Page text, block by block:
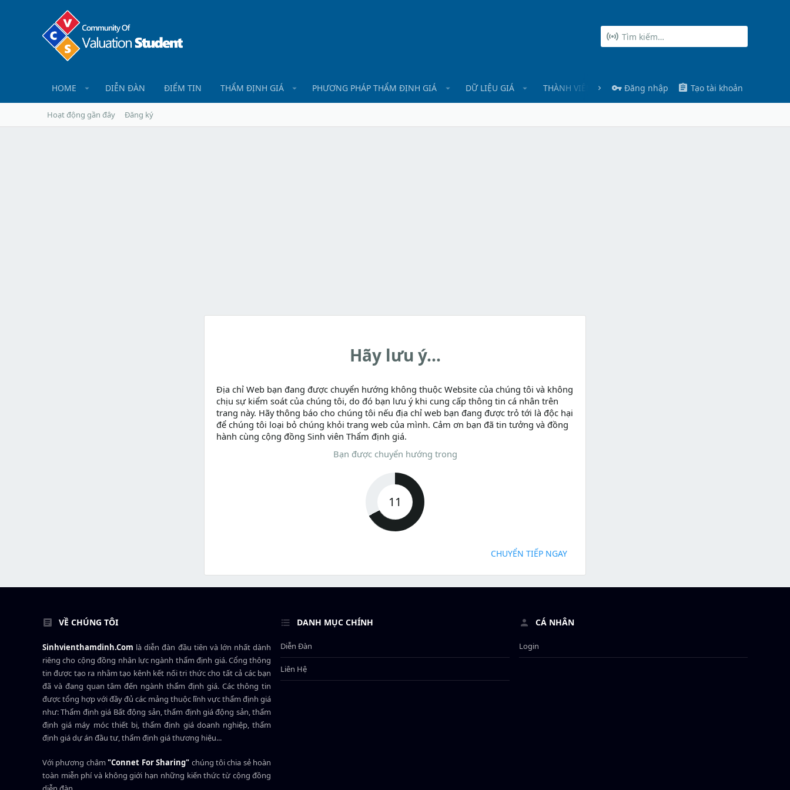
HOME DIỄN ĐÀN ĐIỂM TIN THẨM ĐỊNH GIÁ PHƯƠNG PHÁP THẨM ĐỊNH GIÁ DỮ LIỆU GIÁ THÀNH VIÊN Đăng nhập Tạo tài khoản
Hoạt động gần đây Đăng ký
Hãy lưu ý...
Địa chỉ Web bạn đang được chuyển hướng không thuộc Website của chúng tôi và không
chịu sự kiểm soát của chúng tôi, do đó bạn lưu ý khi cung cấp thông tin cá nhân trên
trang này. Hãy thông báo cho chúng tôi nếu địa chỉ web bạn đang được trỏ tới là độc hại
để chúng tôi loại bỏ chúng khỏi trang web của mình. Cảm ơn bạn đã tin tưởng và đồng
hành cùng cộng đồng Sinh viên Thẩm định giá.
Bạn được chuyển hướng trong
11
CHUYỂN TIẾP NGAY
VỀ CHÚNG TÔI
Sinhvienthamdinh.Com là diễn đàn đầu tiên và lớn nhất dành
riêng cho cộng đồng nhân lực ngành thẩm định giá. Cổng thông
tin được tạo ra nhằm tạo kênh kết nối tri thức cho tất cả các bạn
đã và đang quan tâm đến ngành thẩm định giá. Các thông tin
được tổng hợp với đầy đủ các mảng thuộc lĩnh vực thẩm định giá
như: Thẩm định giá Bất động sản, thẩm định giá động sản, thẩm
định giá máy móc thiết bị, thẩm định giá doanh nghiệp, thẩm
định giá dự án đầu tư, thẩm định giá thương hiệu...
Với phương châm"Connet For Sharing" chúng tôi chia sẻ hoàn
toàn miễn phí và không giới hạn những kiến thức từ cộng đồng
DANH MỤC CHÍNH
Diễn Đàn
Liên Hệ
CÁ NHÂN
Login